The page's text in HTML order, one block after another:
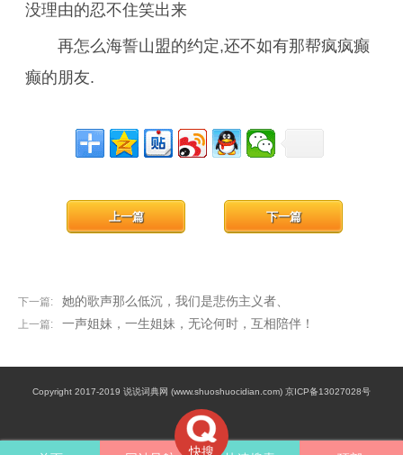
没理由的忍不住笑出来
再怎么海誓山盟的约定,还不如有那帮疯疯癫
癫的朋友.
下一篇: 她的歌声那么低沉，我们是悲伤主义者、
下一篇
上一篇: 一声姐妹，一生姐妹，无论何时，互相陪伴！
上一篇
快搜
Copyright 2017-2019 说说词典网 (www.shuoshuocidian.com) 京ICP备13027028号